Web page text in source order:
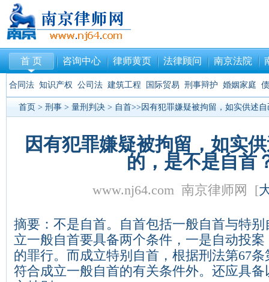
首 页 咨询中心 律师黄页 法律顾问 南京法院
合同法 知识产权 公司法 建筑工程 国际贸易 刑事辩护 婚姻家庭
首页 > 刑事 > 量刑判决 > 自首>>因有犯罪嫌疑被拘留，如实供述
因有犯罪嫌疑被拘留，如实
的，是不是自首
www.nj64.com 南京律师网 [
摘要：不是自首。自首包括一般自首与特
立一般自首要具备两个条件，一是自动投
的罪行。而成立特别自首，根据刑法第67
符合成立一般自首的有关条件外。还应具